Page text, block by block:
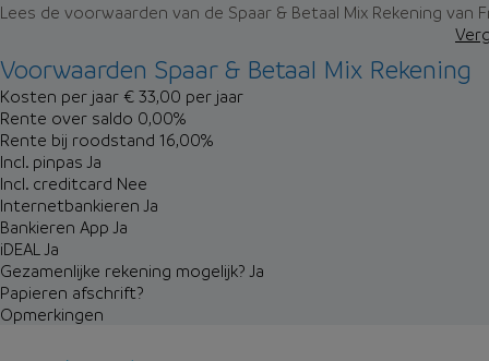
Lees de voorwaarden van de Spaar & Betaal Mix Rekening van
Voorwaarden Spaar & Betaal Mix Rekening
Kosten per jaar € 33,00 per jaar
Rente over saldo 0,00%
Rente bij roodstand 16,00%
Incl. pinpas Ja
Incl. creditcard Nee
Internetbankieren Ja
Bankieren App Ja
iDEALJa
Gezamenlijke rekening mogelijk? Ja
Papieren afschrift?
Opmerkingen